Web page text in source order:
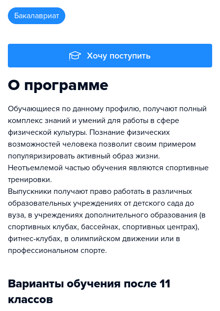
бакалавриат
Хочу поступить
О программе
Обучающиеся по данному профилю, получают полный
комплекс знаний и умений для работы в сфере
физической культуры. Познание физических
возможностей человека позволит своим примером
популяризировать активный образ жизни.
Неотъемлемой частью обучения являются спортивные
тренировки.
Выпускники получают право работать в различных
образовательных учреждениях от детского сада до
вуза, в учреждениях дополнительного образования (в
спортивных клубах, бассейнах, спортивных центрах),
фитнес-клубах, в олимпийском движении или в
профессиональном спорте.
Варианты обучения после 11
классов